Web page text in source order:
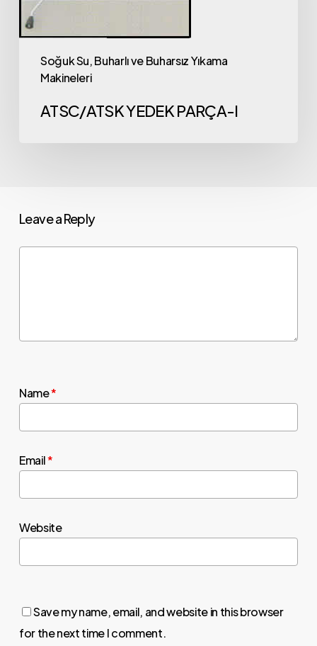
Soğuk Su, Buharlı ve Buharsız Yıkama
Makineleri
ATSC/ATSK YEDEK PARÇA-I
Leave a Reply
Name*
Email*
Website
Save my name, email, and website in this browser
for the next time I comment.